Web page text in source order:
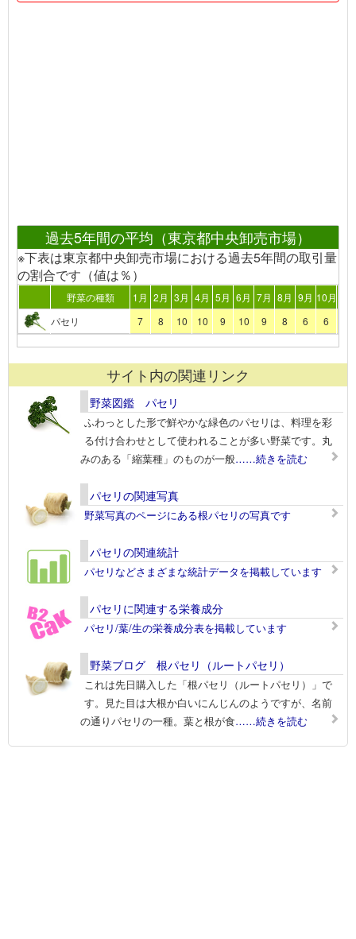
過去5年間の平均（東京都中央卸売市場）
※下表は東京都中央卸売市場における過去5年間の取引量
の割合です（値は％）
野菜の種類 1月 2月 3月 4月 5月 6月 7月 8月 9月 10月
パセリ
7 8 10 10 9 10 9 8 6 6
サイト内の関連リンク
野菜図鑑 パセリ
ふわっとした形で鮮やかな緑色のパセリは、料理を彩
る付け合わせとして使われることが多い野菜です。丸
みのある「縮葉種」のものが一般……続きを読む
パセリの関連写真
野菜写真のページにある根パセリの写真です
パセリの関連統計
パセリなどさまざまな統計データを掲載しています
パセリに関連する栄養成分
パセリ/葉/生の栄養成分表を掲載しています
野菜ブログ 根パセリ（ルートパセリ）
これは先日購入した「根パセリ（ルートパセリ）」で
す。見た目は大根か白いにんじんのようですが、名前
の通りパセリの一種。葉と根が食……続きを読む